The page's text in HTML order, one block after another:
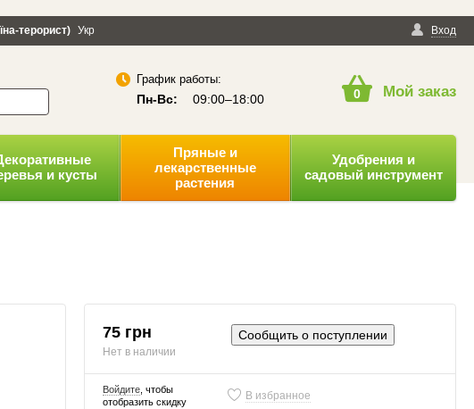
конфиденциальности Вход
терорист) Укр
График работы:
Пн-Вс: 09:00–18:00 0 Мой заказ
и кусты
Пряные и
лекарственные
растения
Удобрения и
садовый инструмент
75 грн
Нет в наличии
Сообщить о поступлении
Войдите, чтобы
отобразить скидку
В избранное